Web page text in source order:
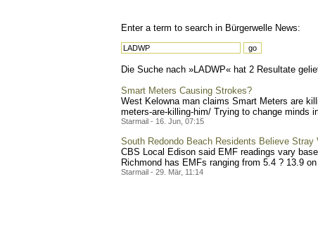
Enter a term to search in Bürgerwelle News:
Die Suche nach »LADWP« hat 2 Resultate
Smart Meters Causing Strokes?
West Kelowna man claims Smart Meters are
meters-are-ki lling-him/ Trying to change minds
Starmail - 16. Jun, 07:15
South Redondo Beach Residents Believe
CBS Local Edison said EMF readings vary
Richmond has EMFs ranging from 5.4 ? 13.9
Starmail - 29. Mär, 11:14